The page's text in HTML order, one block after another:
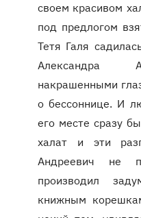
своем красивом
под предлогом
Тетя Галя
Александра
накрашенными
о бессоннице. И
его месте сразу
халат и эти
Андреевич не
производил
книжным